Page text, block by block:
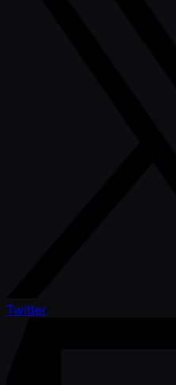
Twitter